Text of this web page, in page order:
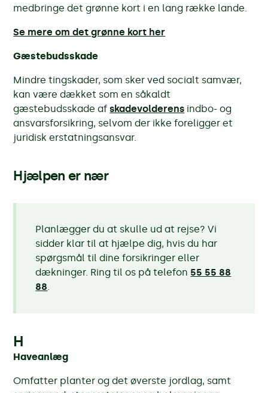
medbringe det grønne kort i en lang række lande.
Se mere om det grønne kort her
Gæstebudsskade
Mindre tingskader, som sker ved socialt samvær,
kan være dækket som en såkaldt
gæstebudsskade afskadevolderens indbo- og
ansvarsforsikring, selvom der ikke foreligger et
juridisk erstatningsansvar.
Hjælpen er nær
Planlægger du at skulle ud at rejse? Vi
sidder klar til at hjælpe dig, hvis du har
spørgsmål til dine forsikringer eller
dækninger. Ring til os på telefon 55 55 88
88
H
Haveanlæg
Omfatter planter og det øverste jordlag, samt